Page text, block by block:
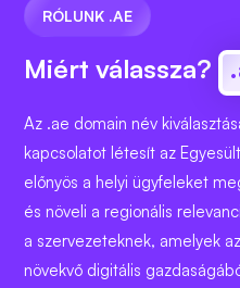
RÓLUNK .AE
Miért válassza?
Az .ae domain név
kapcsolatot létesít az
előnyös a helyi ügyfeleket
és növeli a regionális
a szervezeteknek, amelyek
növekvő digitális